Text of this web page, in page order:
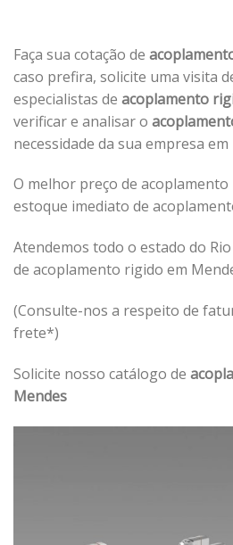
Faça sua cotação de
caso prefira, solicite uma visita
especialistas de acoplamento
verificar e analisar o
necessidade da sua empresa em
O melhor preço de
estoque imediato de
Atendemos todo o estado do
de acoplamento rigido em
(Consulte-nos a respeito de
frete*)
Solicite nosso catálogo de
Mendes